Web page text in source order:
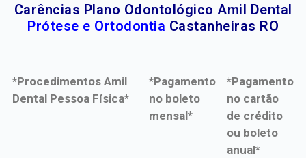
Carências Plano Odontológico Amil Dental
Prótese e Ortodontia Castanheiras RO
*Procedimentos Amil
Dental Pessoa Física*
*Pagamento
no boleto
mensal*
*Pagamento
no cartão
de crédito
ou boleto
anual*